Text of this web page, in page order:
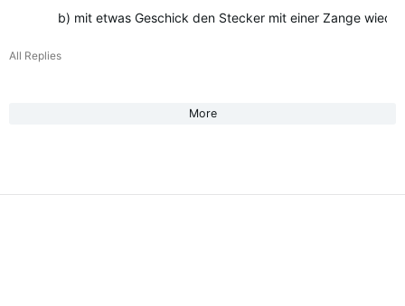
b) mit etwas Geschick den Stecker mit einer Zange
All Replies
More